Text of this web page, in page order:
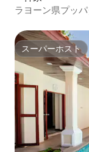
ラヨーン県プッ
スーパーホスト
スーパーホスト